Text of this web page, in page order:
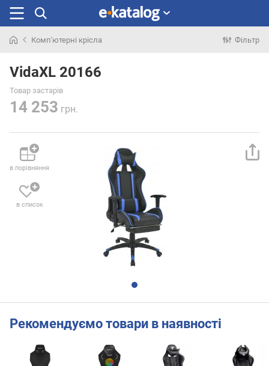
раніше
Комп'ютерні крісла Фільтр
VidaXL 20166
Товар застарів
14 253 грн.
в порівняння
в список
Рекомендуємо товари в наявності